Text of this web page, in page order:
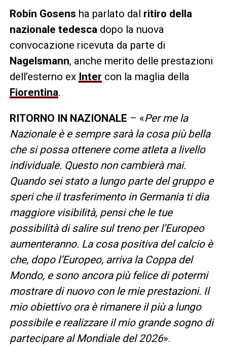
Robin Gosens ha parlato dal ritiro della
nazionale tedesca dopo la nuova
convocazione ricevuta da parte di
Nagelsmann, anche merito delle prestazioni
dell’esterno ex Inter con la maglia della
Fiorentina.
RITORNO IN NAZIONALE – «Per me la
Nazionale è e sempre sarà la cosa più bella
che si possa ottenere come atleta a livello
individuale. Questo non cambierà mai.
Quando sei stato a lungo parte del gruppo e
speri che il trasferimento in Germania ti dia
maggiore visibilità, pensi che le tue
possibilità di salire sul treno per l’Europeo
aumenteranno. La cosa positiva del calcio è
che, dopo l’Europeo, arriva la Coppa del
Mondo, e sono ancora più felice di potermi
mostrare di nuovo con le mie prestazioni. Il
mio obiettivo ora è rimanere il più a lungo
possibile e realizzare il mio grande sogno di
partecipare al Mondiale del 2026».